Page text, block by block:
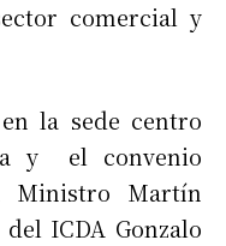
comercial y
la sede centro
y el convenio
Ministro Martín
ICDA Gonzalo